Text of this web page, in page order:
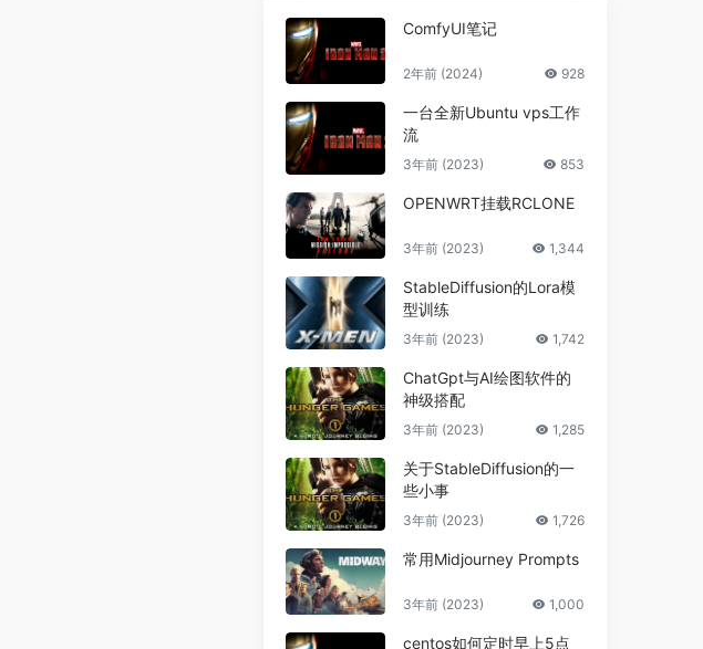
ComfyUI笔记
2年前 (2024) 928
一台全新Ubuntu vps工作
流
3年前 (2023) 853
OPENWRT挂载RCLONE
3年前 (2023) 1,344
StableDiffusion的Lora模
型训练
3年前 (2023) 1,742
ChatGpt与AI绘图软件的
神级搭配
3年前 (2023) 1,285
关于StableDiffusion的一
些小事
3年前 (2023) 1,726
常用Midjourney Prompts
3年前 (2023) 1,000
centos如何定时早上5点